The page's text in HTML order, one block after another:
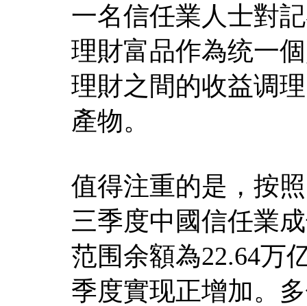
一名信任業人士對
理財富品作為统一
理財之間的收益调
產物。
值得注重的是，按
三季度中國信任業
范围余額為22.64万
季度實现正增加。